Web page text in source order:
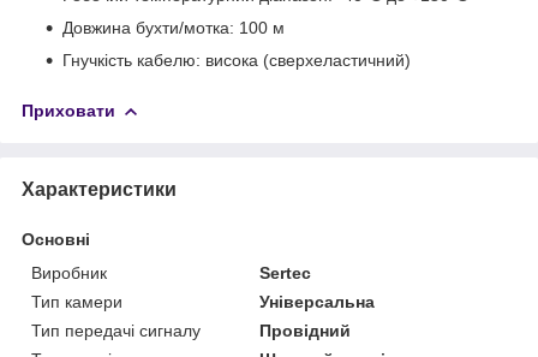
Довжина бухти/мотка: 100 м
Гнучкість кабелю: висока (сверхеластичний)
Приховати
Характеристики
Основні
Виробник
Sertec
Тип камери
Універсальна
Тип передачі сигналу
Провідний